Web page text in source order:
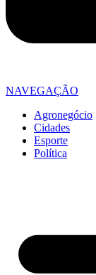
NAVEGAÇÃO
Agronegócio
Cidades
Esporte
Política